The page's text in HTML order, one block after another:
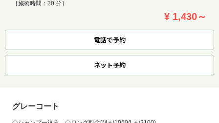
［施術時間：30 分］
¥ 1,430～
電話で予約
ネット予約
グレーコート